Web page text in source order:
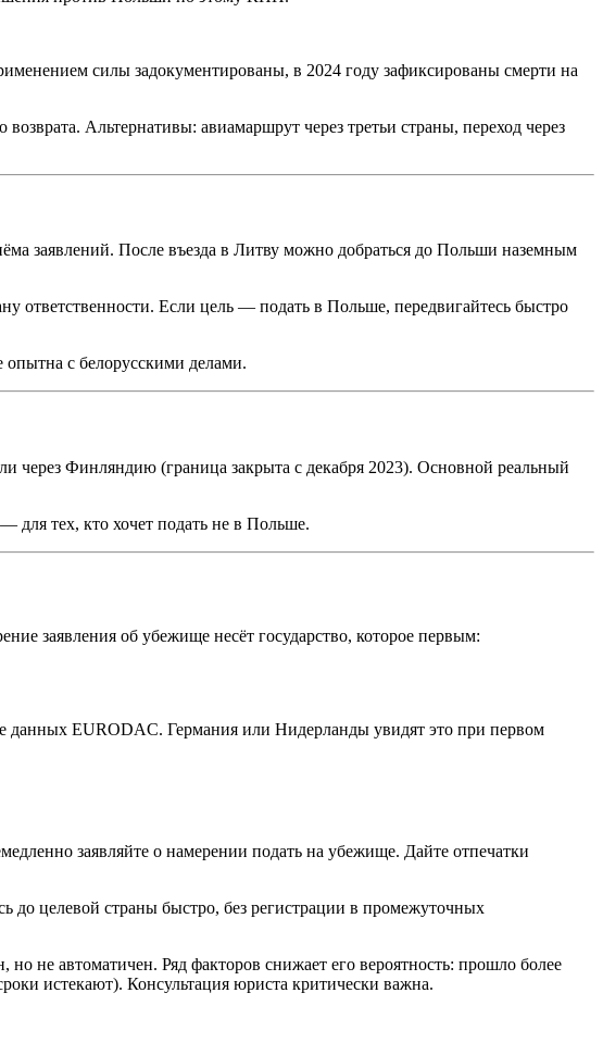
силы задокументированы, в 2024 году зафиксированы смерти на
Альтернативы: авиамаршрут через третьи страны, переход через
заявлений. После въезда в Литву можно добраться до Польши наземным
ответственности. Если цель — подать в Польше, передвигайтесь быстро
опытна с белорусскими делами.
через Финляндию (граница закрыта с декабря 2023). Основной реальный
тех, кто хочет подать не в Польше.
заявления об убежище несёт государство, которое первым:
данных EURODAC. Германия или Нидерланды увидят это при первом
заявляйте о намерении подать на убежище. Дайте отпечатки
до целевой страны быстро, без регистрации в промежуточных
но не автоматичен. Ряд факторов снижает его вероятность: прошло более
истекают). Консультация юриста критически важна.